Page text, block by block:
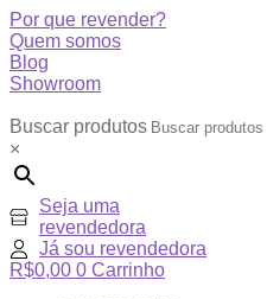
Por que revender?
Quem somos
Blog
Showroom
Buscar produtos
×
Seja uma
revendedora
Já sou revendedora
R$0,00 0 Carrinho